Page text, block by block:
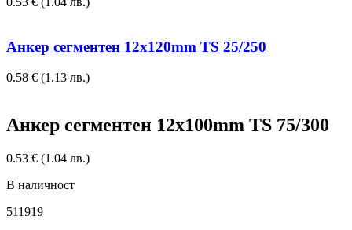
Анкер сегментен 12x120mm TS 25/250
0.58 € (1.13 лв.)
Анкер сегментен 12x100mm TS 75/300
0.53 € (1.04 лв.)
В наличност
511919